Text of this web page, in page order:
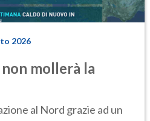
2026
mollerà la
al Nord grazie ad un